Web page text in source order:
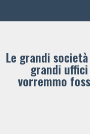
Le grandi
grandi
vorremmo